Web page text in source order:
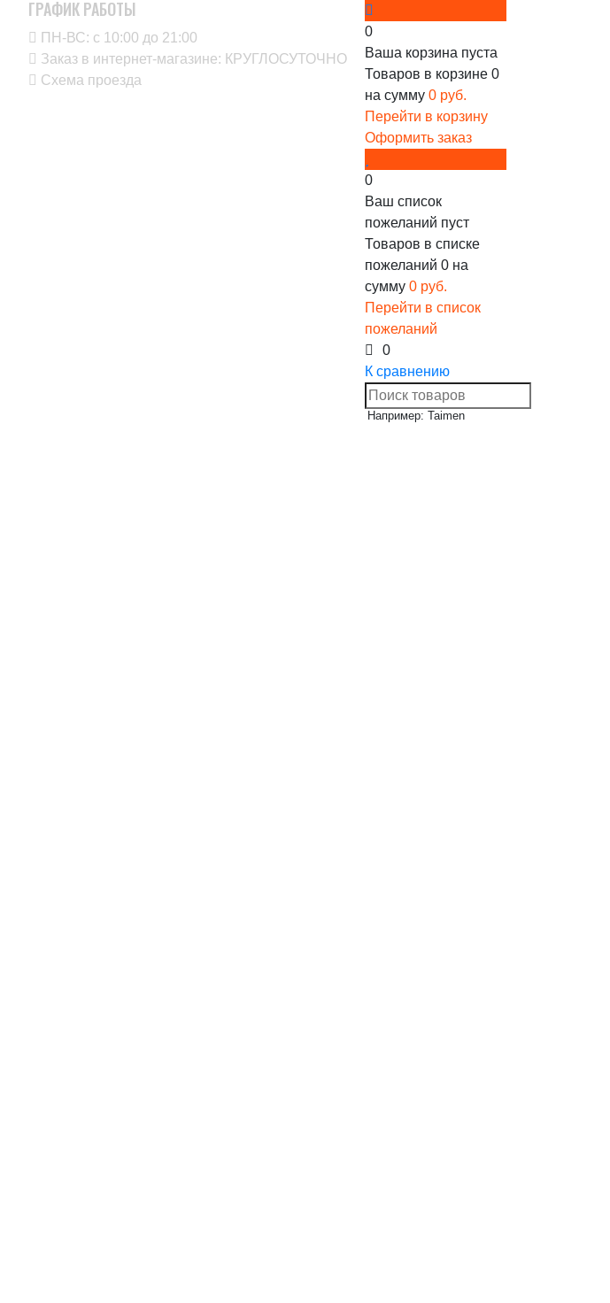
ГРАФИК РАБОТЫ
ПН-ВС: с 10:00 до 21:00
Заказ в интернет-магазине: КРУГЛОСУТОЧНО
Схема проезда
0
Ваша корзина пуста
Товаров в корзине 0
на сумму 0 руб.
Перейти в корзину
Оформить заказ
0
Ваш список
пожеланий пуст
Товаров в списке
пожеланий 0 на
сумму 0 руб.
Перейти в список
пожеланий
0
К сравнению
Например: Taimen